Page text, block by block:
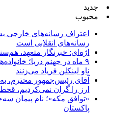
جدید
محبوب
اعتراف رسانه‌های
رسانه‌های انقلابی است
اژه‌ای: خبرنگار متعهد،
۹ ماه در جهنم دریا؛
ناو لینکلن فریاد می‌زنند
آقای رئیس‌جمهور محترم،
ارز را گران نمی‌کردیم،
«توافق مکه»؛ نام پیمان
پاکستان